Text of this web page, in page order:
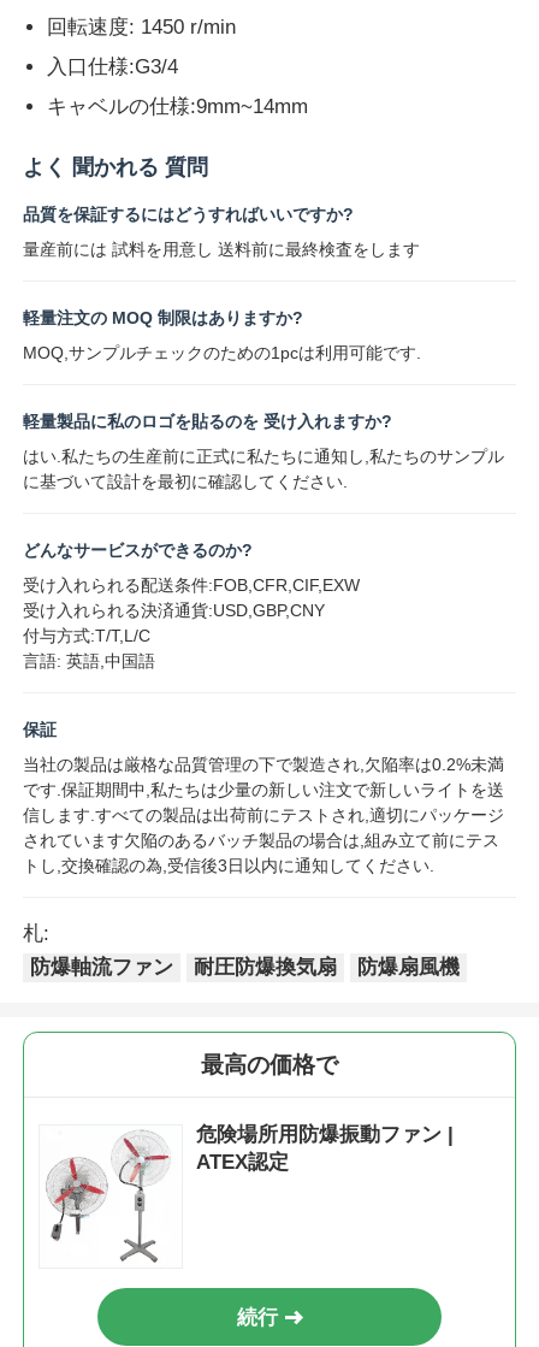
回転速度: 1450 r/min
入口仕様:G3/4
キャベルの仕様:9mm~14mm
よく 聞かれる 質問
品質を保証するにはどうすればいいですか?
量産前には 試料を用意し 送料前に最終検査をします
軽量注文の MOQ 制限はありますか?
MOQ,サンプルチェックのための1pcは利用可能です.
軽量製品に私のロゴを貼るのを 受け入れますか?
はい.私たちの生産前に正式に私たちに通知し,私たちのサンプル
に基づいて設計を最初に確認してください.
どんなサービスができるのか?
受け入れられる配送条件:FOB,CFR,CIF,EXW
受け入れられる決済通貨:USD,GBP,CNY
付与方式:T/T,L/C
言語: 英語,中国語
保証
当社の製品は厳格な品質管理の下で製造され,欠陥率は0.2%未満
です.保証期間中,私たちは少量の新しい注文で新しいライトを送
信します.すべての製品は出荷前にテストされ,適切にパッケージ
されています欠陥のあるバッチ製品の場合は,組み立て前にテス
トし,交換確認の為,受信後3日以内に通知してください.
札:
防爆軸流ファン
耐圧防爆換気扇 防爆扇風機
最高の価格で
危険場所用防爆振動ファン |
ATEX認定
続行